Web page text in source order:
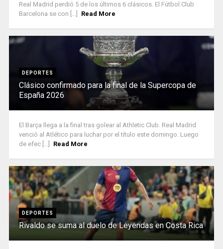
Real Madrid perdió 5 de los últimos 6 clásicos. El Fútbol Club
Barcelona se con [...]
Read More
DEPORTES
Clásico confirmado para la final de la Supercopa de
España 2026
El Barça llega a la final tras golear al Athletic Club. Real Madrid
venció al Atlético para luchar por el título este domingo. Luego
de efec [...]
Read More
DEPORTES
Rivaldo se suma al duelo de Leyendas en Costa Rica